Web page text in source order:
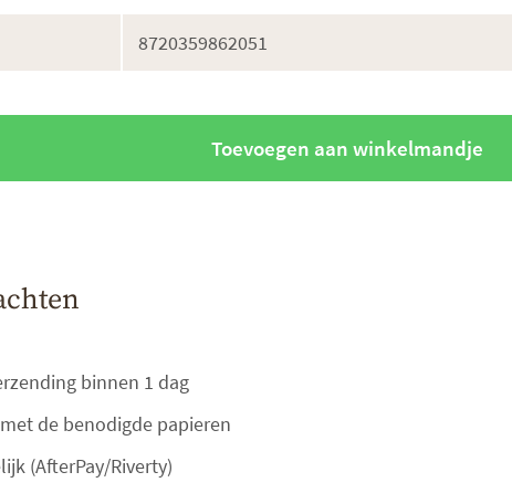
8720359862051
Toevoegen aan winkelmandje
binnen 1 dag
de benodigde papieren
(AfterPay/Riverty)